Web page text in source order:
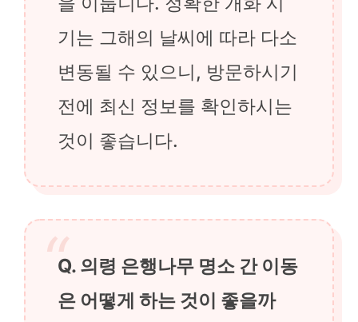
기는 그해의 날씨에 따라 다소
변동될 수 있으니, 방문하시기
전에 최신 정보를 확인하시는
것이 좋습니다.
Q. 의령 은행나무 명소 간 이동
은 어떻게 하는 것이 좋을까